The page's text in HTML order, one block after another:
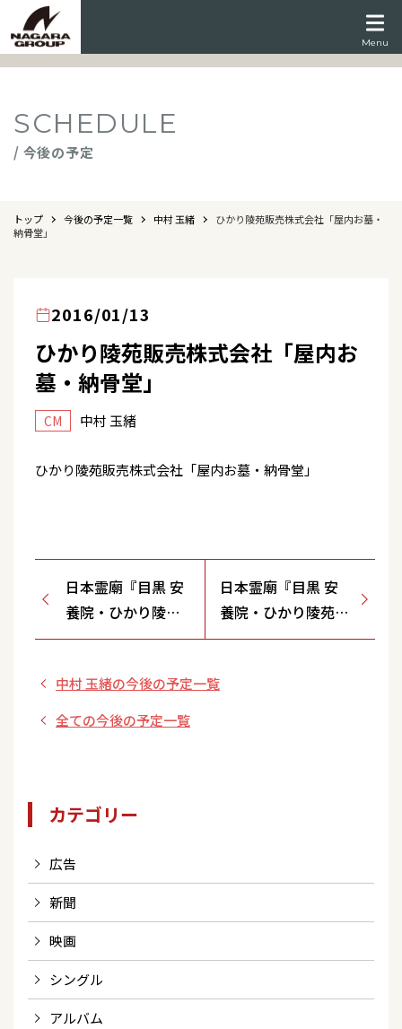
Menu
SCHEDULE
/ 今後の予定
トップ 今後の予定一覧 中村 玉緒
ひかり陵苑販売株式会社「屋内お墓・
納骨堂」
2016/01/13
ひかり陵苑販売株式会社「屋内お
墓・納骨堂」
CM 中村 玉緒
ひかり陵苑販売株式会社「屋内お墓・納骨堂」
日本霊廟『目黒 安
養院・ひかり陵
苑』 住職と話した
日本霊廟『目黒 安
養院・ひかり陵苑』
多くのお客様にご満
す・FD(歌+カナ)
中村 玉緒の今後の予定一覧
全ての今後の予定一覧
カテゴリー
広告
新聞
映画
シングル
アルバム